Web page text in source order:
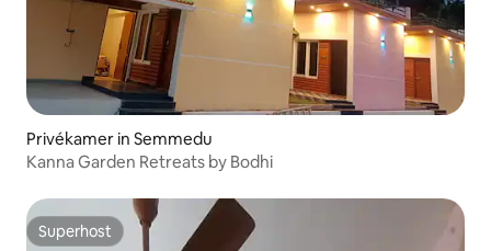
Privékamer in Semmedu
Kanna Garden Retreats by Bodhi
Superhost
Superhost